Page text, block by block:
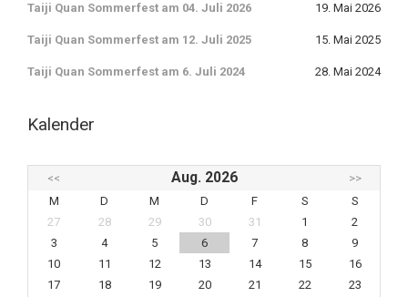
Taiji Quan Sommerfest am 04. Juli 2026 19. Mai 2026
Taiji Quan Sommerfest am 12. Juli 2025 15. Mai 2025
Taiji Quan Sommerfest am 6. Juli 2024 28. Mai 2024
Kalender
<< Aug. 2026
>>
M
D M D F S
S
27
28 29 30 31 1
2
3
4 5 6 7 8
9
10
11 12 13 14 15
16
17
18 19 20 21 22 23